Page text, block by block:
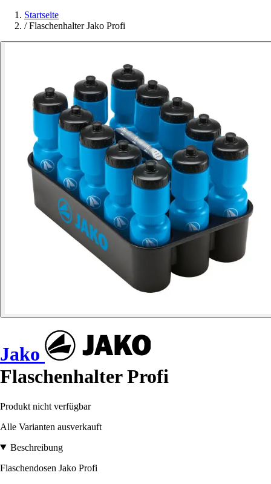
Startseite
/ Flaschenhalter Jako Profi
Jako
Flaschenhalter Profi
Produkt nicht verfügbar
Alle Varianten ausverkauft
Beschreibung
Flaschendosen Jako Profi